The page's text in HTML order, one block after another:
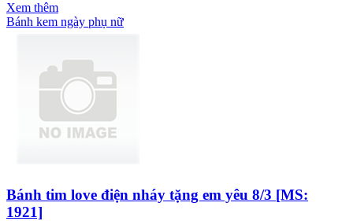
Xem thêm
Bánh kem ngày phụ nữ
Bánh tim love điện nháy tặng em yêu 8/3 [MS:
1921]